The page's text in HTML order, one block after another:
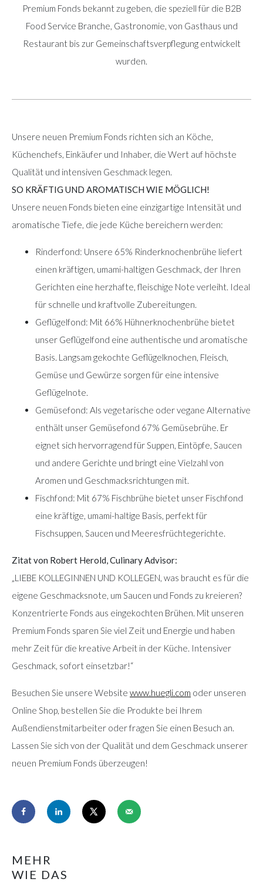
Premium Fonds bekannt zu geben, die speziell für die B2B
Food Service Branche, Gastronomie, von Gasthaus und
Restaurant bis zur Gemeinschaftsverpflegung entwickelt
wurden.
Unsere neuen Premium Fonds richten sich an Köche,
Küchenchefs, Einkäufer und Inhaber, die Wert auf höchste
Qualität und intensiven Geschmack legen.
SO KRÄFTIG UND AROMATISCH WIE MÖGLICH!
Unsere neuen Fonds bieten eine einzigartige Intensität und
aromatische Tiefe, die jede Küche bereichern werden:
Rinderfond: Unsere 65% Rinderknochenbrühe liefert
einen kräftigen, umami-haltigen Geschmack, der Ihren
Gerichten eine herzhafte, fleischige Note verleiht. Ideal
für schnelle und kraftvolle Zubereitungen.
Geflügelfond: Mit 66% Hühnerknochenbrühe bietet
unser Geflügelfond eine authentische und aromatische
Basis. Langsam gekochte Geflügelknochen, Fleisch,
Gemüse und Gewürze sorgen für eine intensive
Geflügelnote.
Gemüsefond: Als vegetarische oder vegane Alternative
enthält unser Gemüsefond 67% Gemüsebrühe. Er
eignet sich hervorragend für Suppen, Eintöpfe, Saucen
und andere Gerichte und bringt eine Vielzahl von
Aromen und Geschmacksrichtungen mit.
Fischfond: Mit 67% Fischbrühe bietet unser Fischfond
eine kräftige, umami-haltige Basis, perfekt für
Fischsuppen, Saucen und Meeresfrüchtegerichte.
Zitat von Robert Herold, Culinary Advisor:
„LIEBE KOLLEGINNEN UND KOLLEGEN, was braucht es für die
eigene Geschmacksnote, um Saucen und Fonds zu kreieren?
Konzentrierte Fonds aus eingekochten Brühen. Mit unseren
Premium Fonds sparen Sie viel Zeit und Energie und haben
mehr Zeit für die kreative Arbeit in der Küche. Intensiver
Geschmack, sofort einsetzbar!“
Besuchen Sie unsere Website www.huegli.com oder unseren
Online Shop, bestellen Sie die Produkte bei Ihrem
Außendienstmitarbeiter oder fragen Sie einen Besuch an.
Lassen Sie sich von der Qualität und dem Geschmack unserer
neuen Premium Fonds überzeugen!
MEHR
WIE DAS